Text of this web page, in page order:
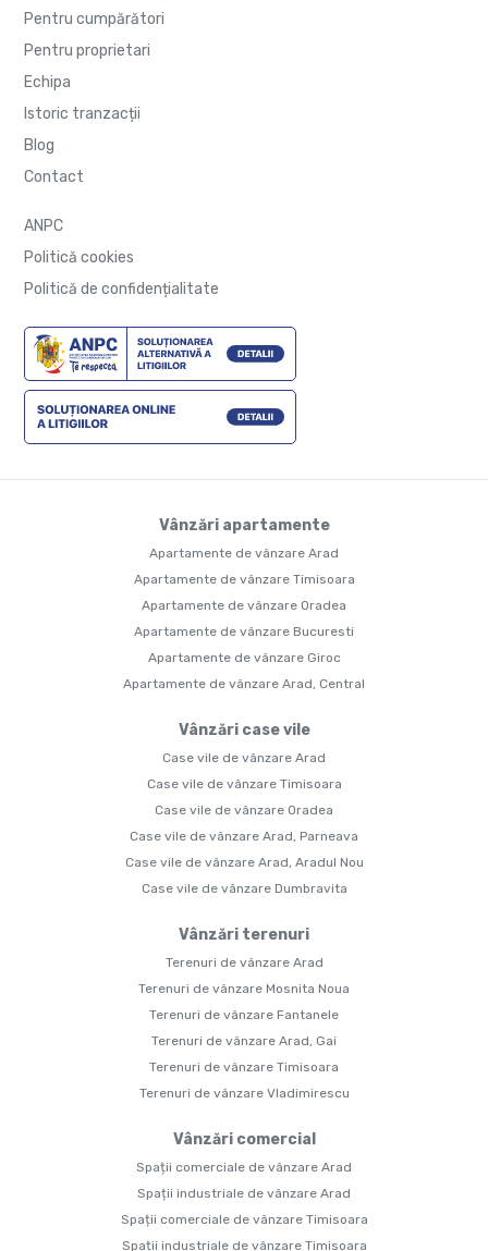
Pentru cumpărători
Pentru proprietari
Echipa
Istoric tranzacții
Blog
Contact
ANPC
Politică cookies
Politică de confidențialitate
Vânzări apartamente
Apartamente de vânzare Arad
Apartamente de vânzare Timisoara
Apartamente de vânzare Oradea
Apartamente de vânzare Bucuresti
Apartamente de vânzare Giroc
Apartamente de vânzare Arad, Central
Vânzări case vile
Case vile de vânzare Arad
Case vile de vânzare Timisoara
Case vile de vânzare Oradea
Case vile de vânzare Arad, Parneava
Case vile de vânzare Arad, Aradul Nou
Case vile de vânzare Dumbravita
Vânzări terenuri
Terenuri de vânzare Arad
Terenuri de vânzare Mosnita Noua
Terenuri de vânzare Fantanele
Terenuri de vânzare Arad, Gai
Terenuri de vânzare Timisoara
Terenuri de vânzare Vladimirescu
Vânzări comercial
Spații comerciale de vânzare Arad
Spații industriale de vânzare Arad
Spații comerciale de vânzare Timisoara
Spații industriale de vânzare Timisoara